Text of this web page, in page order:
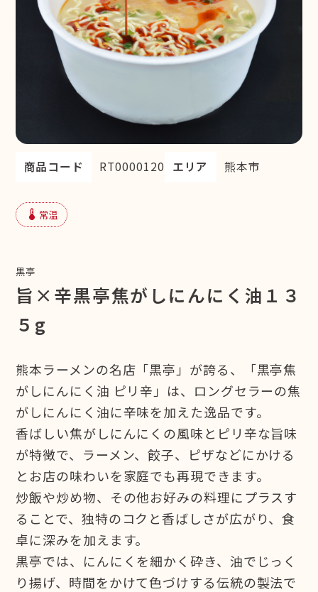
商品コード RT0000120 エリア 熊本市
device_thermostat 常温
黒亭
旨×辛黒亭焦がしにんにく油１３
５g
熊本ラーメンの名店「黒亭」が誇る、「黒亭焦
がしにんにく油 ピリ辛」は、ロングセラーの焦
がしにんにく油に辛味を加えた逸品です。
香ばしい焦がしにんにくの風味とピリ辛な旨味
が特徴で、ラーメン、餃子、ピザなどにかける
とお店の味わいを家庭でも再現できます。
炒飯や炒め物、その他お好みの料理にプラスす
ることで、独特のコクと香ばしさが広がり、食
卓に深みを加えます。
黒亭では、にんにくを細かく砕き、油でじっく
り揚げ、時間をかけて色づけする伝統の製法で